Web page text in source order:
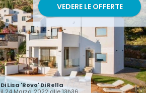
DiLisa 'Rovo' Di Rella
VEDERE LE OFFERTE